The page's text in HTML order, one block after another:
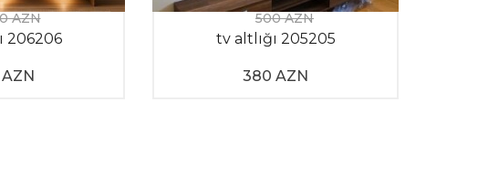
206206
AZN
tv altlığı 205205
380 AZN
500 AZN